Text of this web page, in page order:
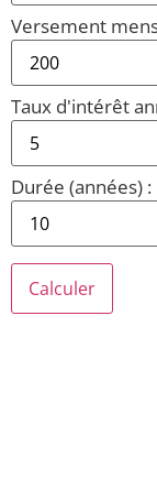
Versement
Taux d'intérêt
Durée (années) :
Calculer